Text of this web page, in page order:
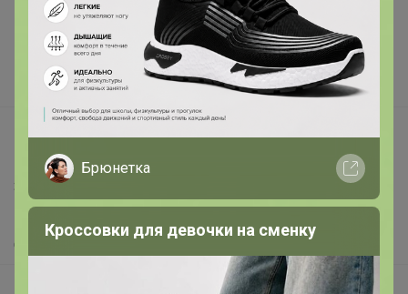
Реклама на сайте
Поставщикам
Вакансии
Написать в поддержку
Защита покупателя
Помощь
О нас
Брюнетка
Кроссовки для девочки на сменку